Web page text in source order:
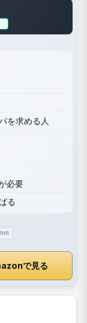
を求める人
必要
る
で見る